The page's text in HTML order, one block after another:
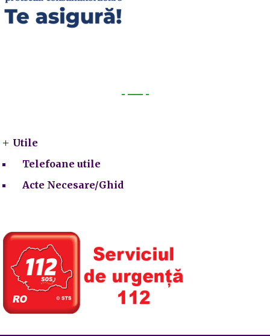
Utile
Telefoane utile
Acte Necesare/Ghid